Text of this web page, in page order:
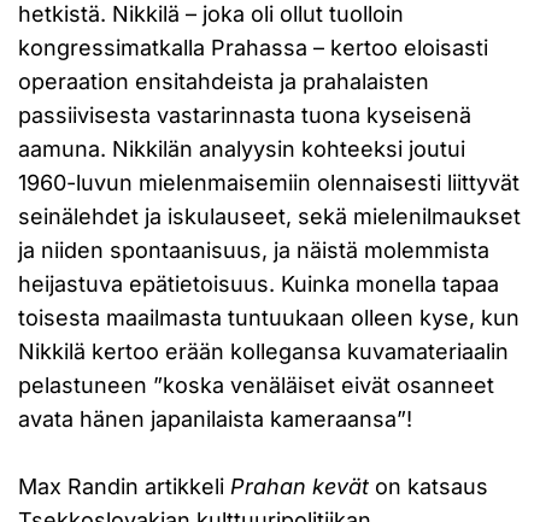
hetkistä. Nikkilä – joka oli ollut tuolloin
kongressimatkalla Prahassa – kertoo eloisasti
operaation ensitahdeista ja prahalaisten
passiivisesta vastarinnasta tuona kyseisenä
aamuna. Nikkilän analyysin kohteeksi joutui
1960-luvun mielenmaisemiin olennaisesti liittyvät
seinälehdet ja iskulauseet, sekä mielenilmaukset
ja niiden spontaanisuus, ja näistä molemmista
heijastuva epätietoisuus. Kuinka monella tapaa
toisesta maailmasta tuntuukaan olleen kyse, kun
Nikkilä kertoo erään kollegansa kuvamateriaalin
pelastuneen ”koska venäläiset eivät osanneet
avata hänen japanilaista kameraansa”!
Max Randin artikkeli Prahan kevät on katsaus